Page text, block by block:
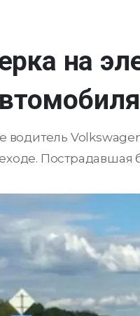
на
водитель
Пострадавшая